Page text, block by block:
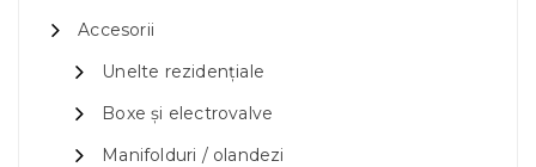
Accesorii
Unelte rezidențiale
Boxe și electrovalve
Manifolduri / olandezi